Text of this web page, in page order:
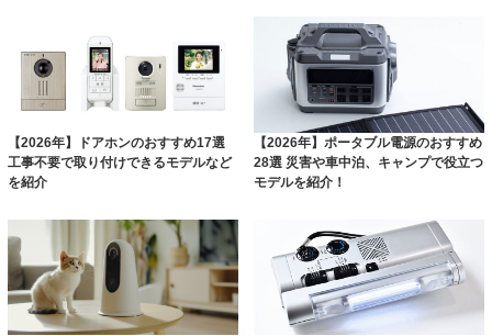
【2026年】ドアホンのおすすめ17選
工事不要で取り付けできるモデルなど
を紹介
【2026年】ポータブル電源のおすすめ
28選 災害や車中泊、キャンプで役立つ
モデルを紹介！